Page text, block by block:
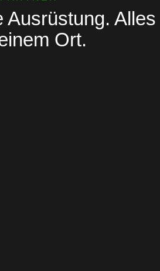
Ausrüstung. Alles
Ort.